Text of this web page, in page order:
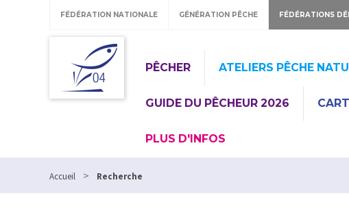
FÉDÉRATION NATIONALE GÉNÉRATION PÊCHE FÉDÉRATIONS
PÊCHER ATELIERS PÊCHE
GUIDE DU PÊCHEUR 2026
PLUS D'INFOS
Accueil > Recherche